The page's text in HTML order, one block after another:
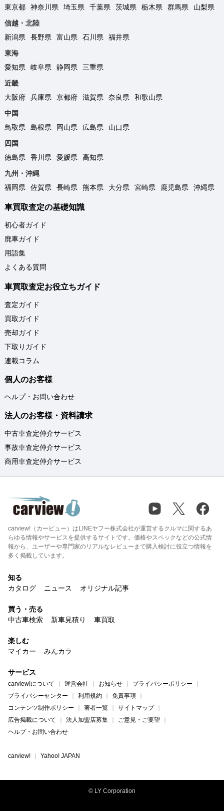
東京都
神奈川県 埼玉県 千葉県 茨城県 栃木県 群馬県
山梨県
信越・北陸
新潟県
長野県 富山県 石川県
福井県
東海
愛知県
岐阜県 静岡県
三重県
近畿
大阪府
兵庫県 京都府 滋賀県 奈良県
和歌山県
中国
鳥取県
島根県 岡山県 広島県
山口県
四国
徳島県
香川県 愛媛県
高知県
九州・沖縄
福岡県
佐賀県 長崎県 熊本県 大分県 宮崎県 鹿児島県 沖縄県
車買取査定の基礎知識
初心者ガイド
廃車ガイド
用語集
よくある質問
車買取査定お役立ちガイド
査定ガイド
買取ガイド
売却ガイド
下取りガイド
連載コラム
個人のお客様
ヘルプ・お問い合わせ
法人のお客様・資料請求
中古車査定仲介サービス
事故車査定仲介サービス
商用車査定仲介サービス
carview!（カービュー）はLINEヤフー株式会社が運営するクルマに関するあ
らゆる情報やサービスを提供するサイトです。価格やスペックなどの公式情
報から、ユーザーや専門家のリアルなレビューまで購入検討に役立つ情報を
多く掲載しています。
知る
カタログ
ニュース オリジナル記事
買う・売る
中古車検索
新車見積り 車買取
楽しむ
マイカー
みんカラ
サービス
carview!について 運営会社 お知らせ
プライバシーポリシー
プライバシーセンター
利用規約
免責事項
コンテンツ制作ポリシー
著者一覧
サイトマップ
広告掲載について
法人加盟店募集
ご意見・ご要望
ヘルプ・お問い合わせ
carview! Yahoo! JAPAN
© LY Corporation